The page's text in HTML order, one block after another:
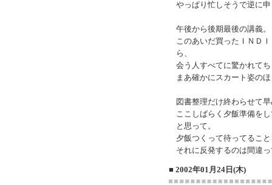
やっぱり忙しそうで逆に
午後から後期最後の講義。
このあいだ買ったＩＮＤ
ら、
会う人すべてに驚かれて
まあ確かにスカート姿の
図書整理だけ終わらせて
ここしばらく夕飯準備を
と思って。
夕飯つくって待ってるこ
それに反発するのは間違
■ 2002年01月24日(木)